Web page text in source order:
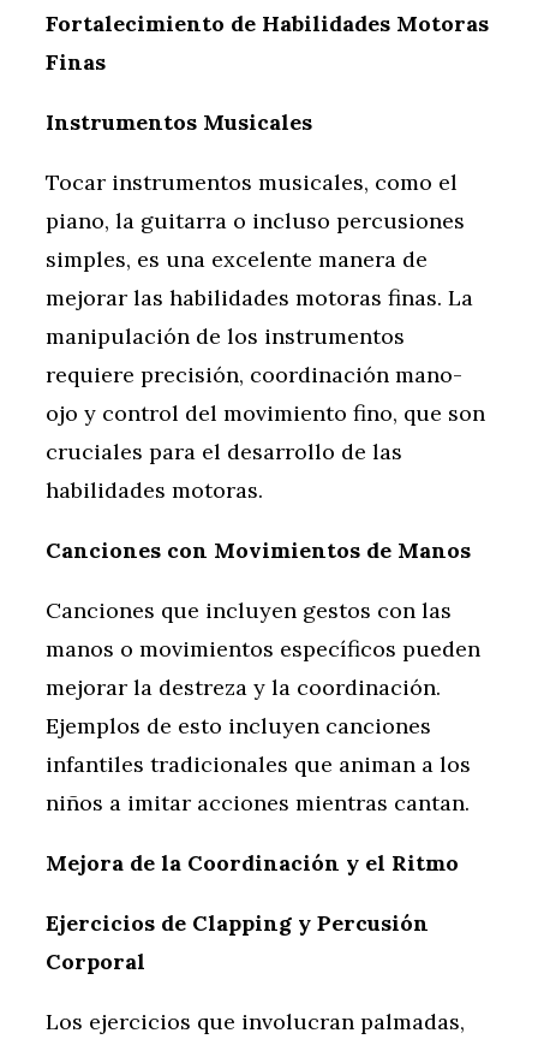
Fortalecimiento de Habilidades Motoras
Finas
Instrumentos Musicales
Tocar instrumentos musicales, como el
piano, la guitarra o incluso percusiones
simples, es una excelente manera de
mejorar las habilidades motoras finas. La
manipulación de los instrumentos
requiere precisión, coordinación mano-
ojo y control del movimiento fino, que son
cruciales para el desarrollo de las
habilidades motoras.
Canciones con Movimientos de Manos
Canciones que incluyen gestos con las
manos o movimientos específicos pueden
mejorar la destreza y la coordinación.
Ejemplos de esto incluyen canciones
infantiles tradicionales que animan a los
niños a imitar acciones mientras cantan.
Mejora de la Coordinación y el Ritmo
Ejercicios de Clapping y Percusión
Corporal
Los ejercicios que involucran palmadas,